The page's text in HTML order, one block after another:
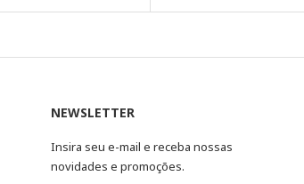
NEWSLETTER
Insira seu e-mail e receba nossas
novidades e promoções.